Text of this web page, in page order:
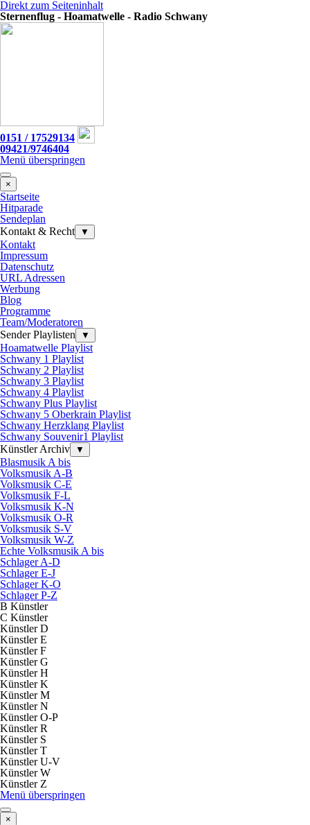
Direkt zum Seiteninhalt
Sternenflug - Hoamatwelle - Radio Schwany
0151 / 17529134
09421/9746404
Menü überspringen
×
Startseite
Hitparade
Sendeplan
Kontakt & Recht
▼
Kontakt
Impressum
Datenschutz
URL Adressen
Werbung
Blog
Programme
Team/Moderatoren
Sender Playlisten
▼
Hoamatwelle Playlist
Schwany 1 Playlist
Schwany 2 Playlist
Schwany 3 Playlist
Schwany 4 Playlist
Schwany Plus Playlist
Schwany 5 Oberkrain Playlist
Schwany Herzklang Playlist
Schwany Souvenir1 Playlist
Künstler Archiv
▼
Blasmusik A bis
Volksmusik A-B
Volksmusik C-E
Volksmusik F-L
Volksmusik K-N
Volksmusik O-R
Volksmusik S-V
Volksmusik W-Z
Echte Volksmusik A bis
Schlager A-D
Schlager E-J
Schlager K-O
Schlager P-Z
B Künstler
C Künstler
Künstler D
Künstler E
Künstler F
Künstler G
Künstler H
Künstler K
Künstler M
Künstler N
Künstler O-P
Künstler R
Künstler S
Künstler T
Künstler U-V
Künstler W
Künstler Z
Menü überspringen
×